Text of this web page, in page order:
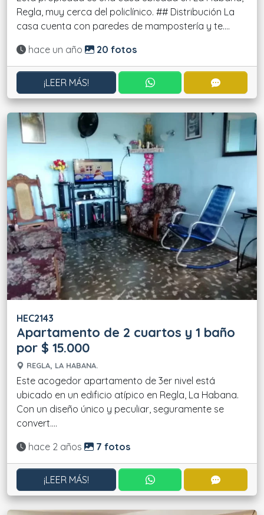
Regla, muy cerca del policlínico. ## Distribución La
casa cuenta con paredes de mampostería y te....
Actualizado:
hace un año 20 fotos
¡LEER MÁS! CONTACTAR POR
HEC2143
Apartamento de 2 cuartos y 1 baño
por $ 15.000
REGLA, LA HABANA.
Este acogedor apartamento de 3er nivel está
ubicado en un edificio atípico en Regla, La Habana.
Con un diseño único y peculiar, seguramente se
convert....
Actualizado:
hace 2 años 7 fotos
¡LEER MÁS! CONTACTAR POR